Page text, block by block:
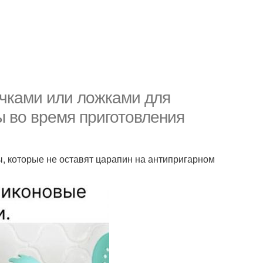
или ложками для
время приготовления
не оставят царапин на антипригарном